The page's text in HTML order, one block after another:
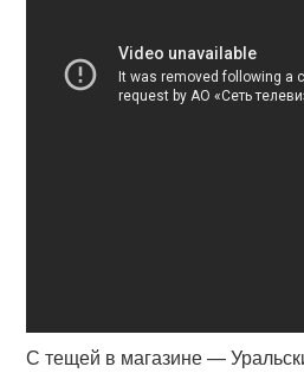
С тещей в магазине —